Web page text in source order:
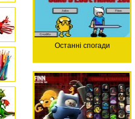
Останні спогади